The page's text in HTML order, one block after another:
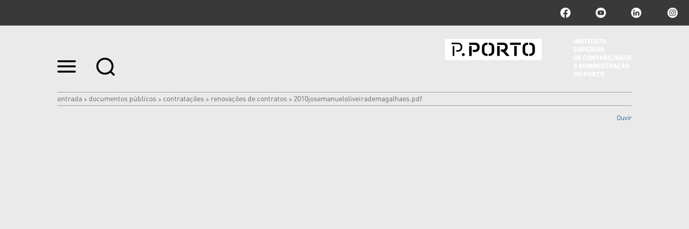
Ir
para
|
Ir
entrada > documentos públicos > contratações > renovações de contratos > 2010josemanueloliveirademagalhaes.pdf
Ouvir